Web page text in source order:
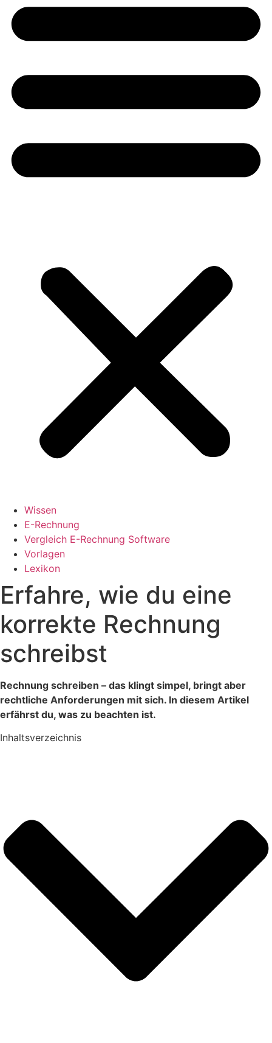
Wissen
E-Rechnung
Vergleich E-Rechnung Software
Vorlagen
Lexikon
Erfahre, wie du eine
korrekte Rechnung
schreibst
Rechnung schreiben – das klingt simpel, bringt aber
rechtliche Anforderungen mit sich. In diesem Artikel
erfährst du, was zu beachten ist.
Inhaltsverzeichnis